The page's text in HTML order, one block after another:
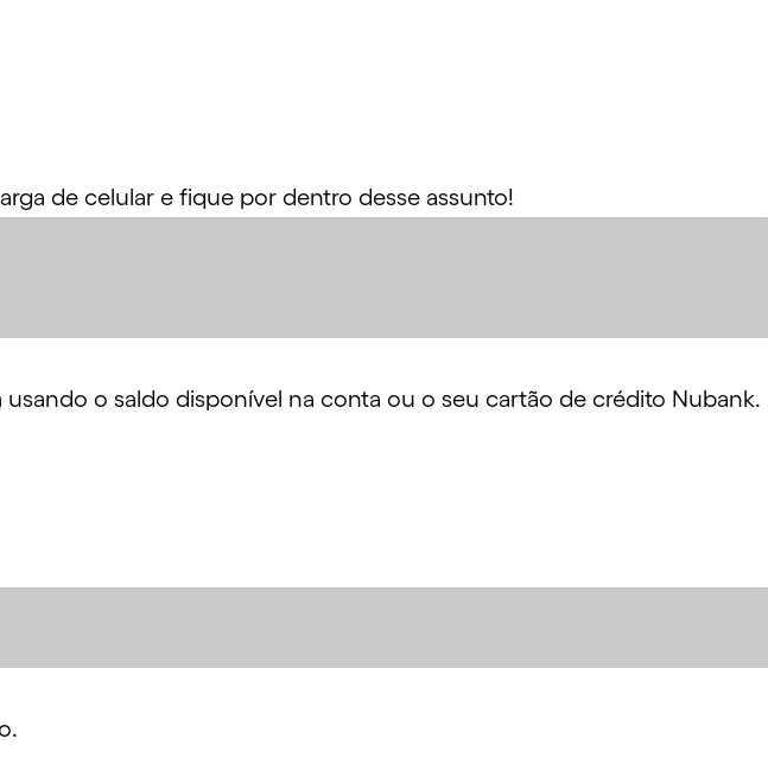
de celular e fique por dentro desse assunto!
o saldo disponível na conta ou o seu cartão de crédito Nubank.